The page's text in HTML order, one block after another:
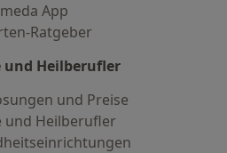
App
Ratgeber
und Heilberufler
und Preise
und Heilberufler